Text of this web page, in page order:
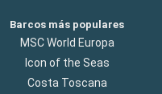
Barcos más populares
MSC World Europa
Icon of the Seas
Costa Toscana